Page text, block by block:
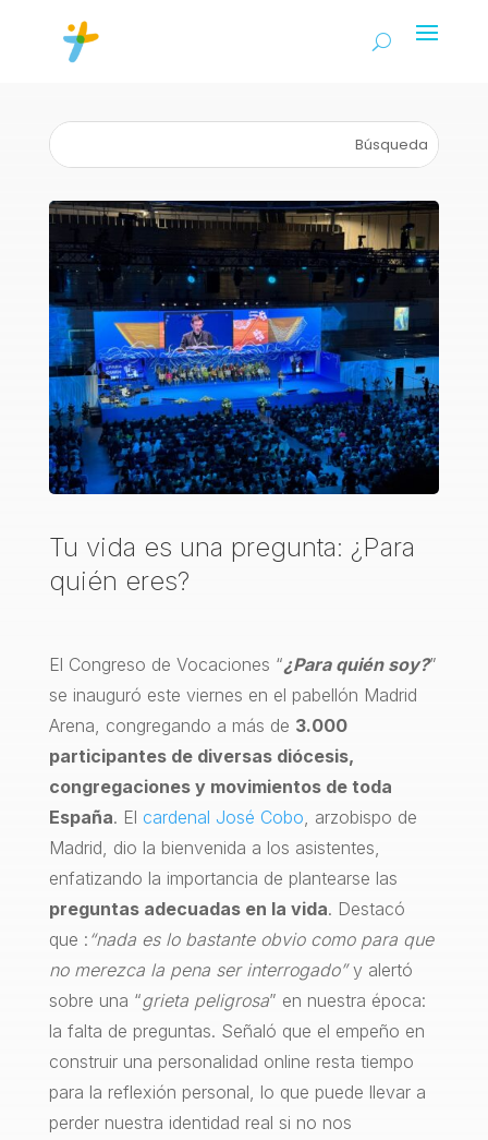
Tu vida es una pregunta: ¿Para
quién eres?
El Congreso de Vocaciones “¿Para quién soy?”
se inauguró este viernes en el pabellón Madrid
Arena, congregando a más de 3.000
participantes de diversas diócesis,
congregaciones y movimientos de toda
España. El cardenal José Cobo , arzobispo de
Madrid, dio la bienvenida a los asistentes,
enfatizando la importancia de plantearse las
preguntas adecuadas en la vida. Destacó
que : “nada es lo bastante obvio como para que
no merezca la pena ser interrogado”y alertó
sobre una “grieta peligrosa” en nuestra época:
la falta de preguntas. Señaló que el empeño en
construir una personalidad online resta tiempo
para la reflexión personal, lo que puede llevar a
perder nuestra identidad real si no nos